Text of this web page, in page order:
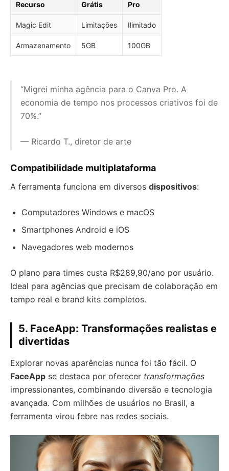
Recurso Grátis Pro
Magic Edit Limitações Ilimitado
Armazenamento 5GB 100GB
“Migrei minha agência para o Canva Pro. A
economia de tempo nos processos criativos foi de
70%.”
— Ricardo T., diretor de arte
Compatibilidade multiplataforma
A ferramenta funciona em diversos dispositivos:
Computadores Windows e macOS
Smartphones Android e iOS
Navegadores web modernos
O plano para times custa R$289,90/ano por usuário.
Ideal para agências que precisam de colaboração em
tempo real e brand kits completos.
5. FaceApp: Transformações realistas e
divertidas
Explorar novas aparências nunca foi tão fácil. O
FaceApp se destaca por oferecer transformações
impressionantes, combinando diversão e tecnologia
avançada. Com milhões de usuários no Brasil, a
ferramenta virou febre nas redes sociais.